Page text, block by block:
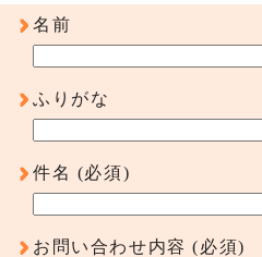
名前
ふりがな
件名 (必須)
お問い合わせ内容 (必須)